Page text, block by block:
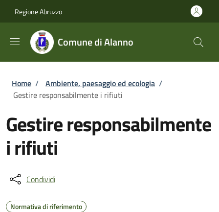
Regione Abruzzo
Comune di Alanno
Briciole di pane
Home / Ambiente, paesaggio ed ecologia /
Gestire responsabilmente i rifiuti
Gestire responsabilmente
i rifiuti
Condividi
Normativa di riferimento